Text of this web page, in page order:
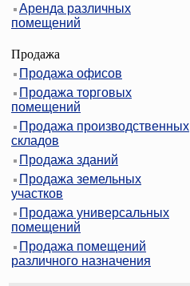
Аренда различных
помещений
Продажа
Продажа офисов
Продажа торговых
помещений
Продажа производственных
складов
Продажа зданий
Продажа земельных
участков
Продажа универсальных
помещений
Продажа помещений
различного назначения